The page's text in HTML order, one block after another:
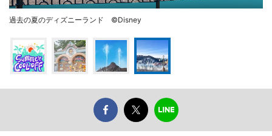
過去の夏のディズニーランド ©Disney